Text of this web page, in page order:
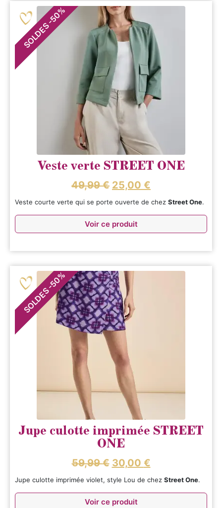
SOLDES
-
50
%
Veste verte STREET ONE
49,99€ 25,00 €
Veste courte verte qui se porte ouverte de chez Street One.
Voir ce produit
SOLDES
-
50
%
Jupe culotte imprimée STREET
ONE
59,99€ 30,00 €
Jupe culotte imprimée violet, style Lou de chez Street One.
Voir ce produit